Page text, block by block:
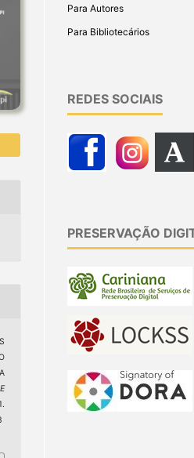
Para Autores
Para Bibliotecários
REDES SOCIAIS
PRESERVAÇÃO